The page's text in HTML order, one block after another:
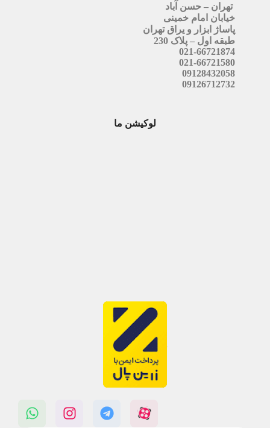
تهران – حسن آباد
خیابان امام خمینی
پاساژ ابزار و یراق تهران
طبقه اول – پلاک 230
021-66721874
021-66721580
09128432058
09126712732
لوکیشن ما